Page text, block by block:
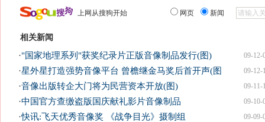
上网从搜狗开始 网页 新闻
相关新闻
09-12-
·"国家地理系列"获奖纪录片正版音像制品发行(图)
09-12-
·星外星打造强势音像平台 曾檐继金马奖后首开声(图
09-11-
·音像出版转企大门将为民营资本开放(图)
09-10-
·中国官方查缴盗版国庆献礼影片音像制品
09-09-
·快讯:飞天优秀音像奖 《战争目光》摄制组